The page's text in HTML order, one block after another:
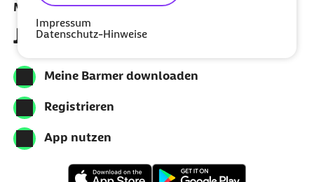
Impressum
Datenschutz-Hinweise
Meine Barmer per App nutzen
Jetzt herunterladen
Meine Barmer downloaden
Registrieren
App nutzen